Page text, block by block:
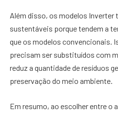
Além disso, os modelos Inverter
sustentáveis porque tendem a
que os modelos convencionais.
precisam ser substituídos com
reduz a quantidade de resíduos
preservação do meio ambiente.
Em resumo, ao escolher entre o